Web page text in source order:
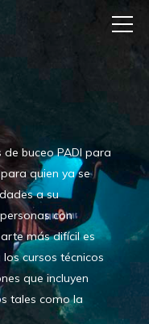
buceo PADI para
quien ya se
a su
con
más difícil es
cursos técnicos
que incluyen
tales como la